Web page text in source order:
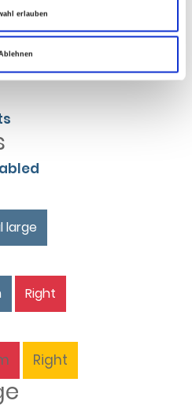
erlauben
large
Right
Right